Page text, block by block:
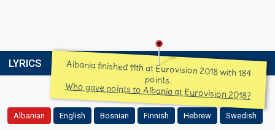
LYRICS Albania finished 11th at Eurovision 2018 with 184
points.
Who gave points to Albania at Eurovision 2018?
Albanian English Bosnian Finnish Hebrew Swedish